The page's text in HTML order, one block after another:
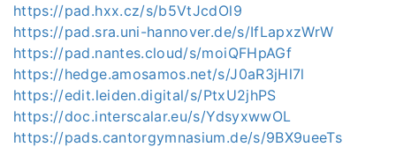
https://pad.hxx.cz/s/b5VtJcdOl9
https://pad.sra.uni-hannover.de/s/IfLapxzWrW
https://pad.nantes.cloud/s/moiQFHpAGf
https://hedge.amosamos.net/s/J0aR3jHl7l
https://edit.leiden.digital/s/PtxU2jhPS
https://doc.interscalar.eu/s/YdsyxwwOL
https://pads.cantorgymnasium.de/s/9BX9ueeTs